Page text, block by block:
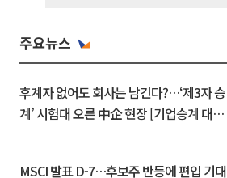
주요뉴스
후계자 없어도 회사는 남긴다?…‘제3자 승
계’ 시험대 오른 中企 현장 [기업승계 대전
MSCI 발표 D-7…후보주 반등에 편입 기대